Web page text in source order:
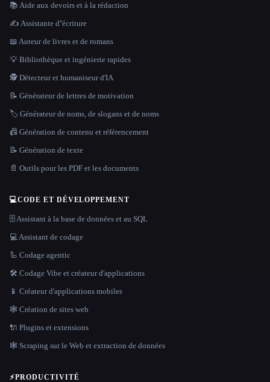
📚 Aide aux devoirs et à la rédaction
✍️ Assistante d''écriture
📖 Auteur de livres et de romans
💡 Bibliothèque et ingénierie rapides
🕵️ Détecteur et humaniseur d'IA
📝 Générateur de lettres de motivation
🏷️ Générateur de noms, de slogans et de noms
📠 Génération de contenu et référencement
📝 Génération de texte
📄 Outils pour les PDF et les documents
💻CODE ET DÉVELOPPEMENT
🗄️ Assistant à la base de données et au SQL
💻 Assistant de codage
🦾 Codage agentic
🛠️ Codage Vibe et créateur d'applications
📱 Créateur d'applications mobiles
🕸 Création de sites web
🔌 Plugins et extensions
🕸️ Scraping sur le Web et extraction de données
⚡PRODUCTIVITÉ